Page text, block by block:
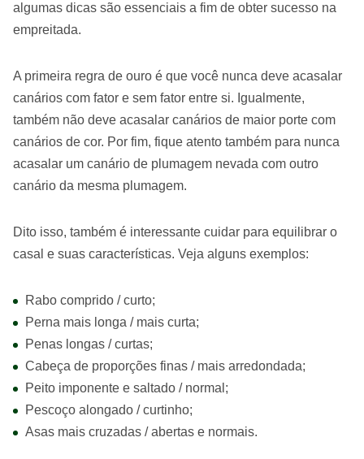
algumas dicas são essenciais a fim de obter sucesso na
empreitada.
A primeira regra de ouro é que você nunca deve acasalar
canários com fator e sem fator entre si. Igualmente,
também não deve acasalar canários de maior porte com
canários de cor. Por fim, fique atento também para nunca
acasalar um canário de plumagem nevada com outro
canário da mesma plumagem.
Dito isso, também é interessante cuidar para equilibrar o
casal e suas características. Veja alguns exemplos:
Rabo comprido / curto;
Perna mais longa / mais curta;
Penas longas / curtas;
Cabeça de proporções finas / mais arredondada;
Peito imponente e saltado / normal;
Pescoço alongado / curtinho;
Asas mais cruzadas / abertas e normais.